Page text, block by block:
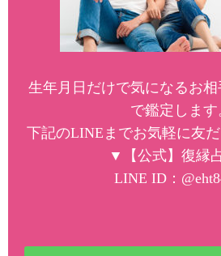
生年月日だけで気になるお
で鑑定します
下記のLINEまでお気軽に友
▼【公式】復縁
LINE ID：